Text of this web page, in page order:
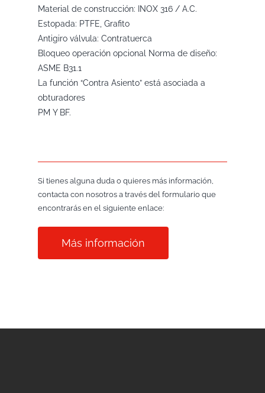
Material de construcción: INOX 316 / A.C.
Estopada: PTFE, Grafito
Antigiro válvula: Contratuerca
Bloqueo operación opcional Norma de diseño:
ASME B31.1
La función “Contra Asiento” está asociada a
obturadores
PM Y BF.
Si tienes alguna duda o quieres más información,
contacta con nosotros a través del formulario que
encontrarás en el siguiente enlace:
Más información